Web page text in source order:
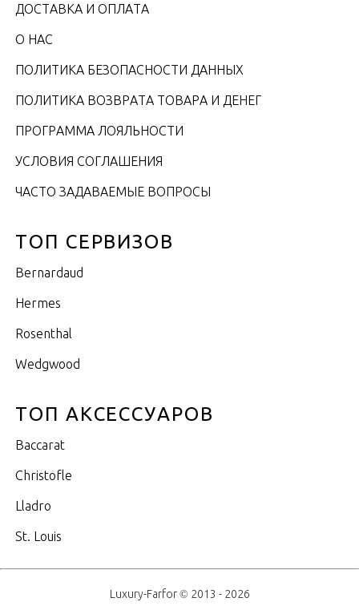
ДОСТАВКА И ОПЛАТА
О НАС
ПОЛИТИКА БЕЗОПАСНОСТИ ДАННЫХ
ПОЛИТИКА ВОЗВРАТА ТОВАРА И ДЕНЕГ
ПРОГРАММА ЛОЯЛЬНОСТИ
УСЛОВИЯ СОГЛАШЕНИЯ
ЧАСТО ЗАДАВАЕМЫЕ ВОПРОСЫ
ТОП СЕРВИЗОВ
Bernardaud
Hermes
Rosenthal
Wedgwood
ТОП АКСЕССУАРОВ
Baccarat
Christofle
Lladro
St. Louis
Luxury-Farfor © 2013 - 2026